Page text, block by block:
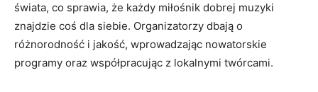
świata, co sprawia, że każdy miłośnik dobrej muzyki
znajdzie coś dla siebie. Organizatorzy dbają o
różnorodność i jakość, wprowadzając nowatorskie
programy oraz współpracując z lokalnymi twórcami.